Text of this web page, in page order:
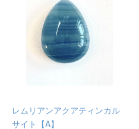
レムリアンアクアティンカル
サイト【A】